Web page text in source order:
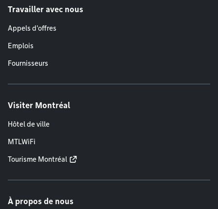
Travailler avec nous
Appels d'offres
Emplois
Fournisseurs
Visiter Montréal
Hôtel de ville
MTLWiFi
Tourisme Montréal
À propos de nous